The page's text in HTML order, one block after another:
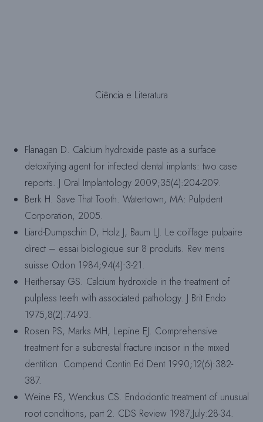
Ciência e Literatura
Flanagan D. Calcium hydroxide paste as a surface
detoxifying agent for infected dental implants: two case
reports. J Oral Implantology 2009;35(4):204-209.
Berk H. Save That Tooth. Watertown, MA: Pulpdent
Corporation, 2005.
Liard-Dumpschin D, Holz J, Baum LJ. Le coiffage pulpaire
direct – essai biologique sur 8 produits. Rev mens
suisse Odon 1984;94(4):3-21.
Heithersay GS. Calcium hydroxide in the treatment of
pulpless teeth with associated pathology. J Brit Endo
1975;8(2):74-93.
Rosen PS, Marks MH, Lepine EJ. Comprehensive
treatment for a subcrestal fracture incisor in the mixed
dentition. Compend Contin Ed Dent 1990;12(6):382-
387.
Weine FS, Wenckus CS. Endodontic treatment of unusual
root conditions, part 2. CDS Review 1987;July:28-34.